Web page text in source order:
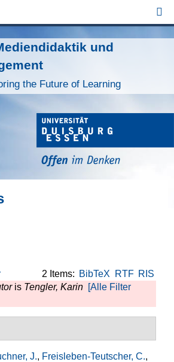
und
the Future of Learning
2 Items: BibTeX RTF RIS
is Tengler, Karin [Alle Filter
J., Freisleben-Teutscher, C.,